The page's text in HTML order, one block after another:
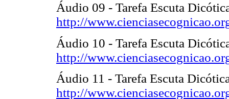
Áudio 09 - Tarefa Escuta
http://
Áudio 10 - Tarefa Escuta
http://
Áudio 11 - Tarefa Escuta
http://